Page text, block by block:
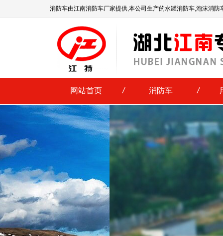
消防车由江南消防车厂家提供,本公司生产的水罐消防车,泡沫消
网站首页 / 消防车 /